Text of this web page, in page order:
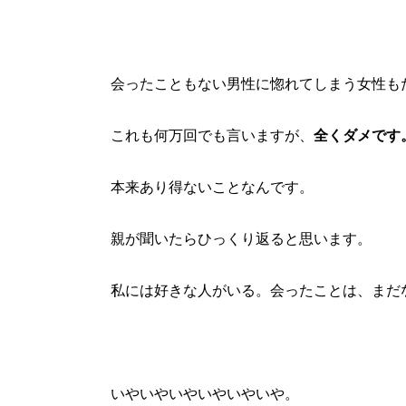
会ったこともない男性に惚れてしまう女性も
これも何万回でも言いますが、 全くダメです
本来あり得ないことなんです。
親が聞いたらひっくり返ると思います。
私には好きな人がいる。会ったことは、まだ
いやいやいやいやいやいや。